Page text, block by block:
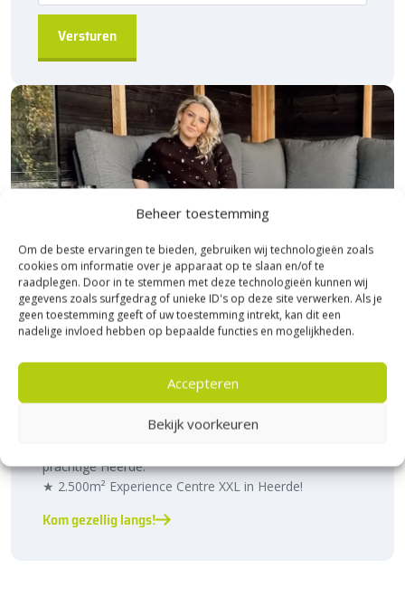
Beheer toestemming
Om de beste ervaringen te bieden, gebruiken wij technologieën zoals
cookies om informatie over je apparaat op te slaan en/of te
raadplegen. Door in te stemmen met deze technologieën kunnen wij
gegevens zoals surfgedrag of unieke ID's op deze site verwerken. Als je
geen toestemming geeft of uw toestemming intrekt, kan dit een
nadelige invloed hebben op bepaalde functies en mogelijkheden.
Accepteren
Bekijk voorkeuren
Bezoek Experience Centre XXL
Heerde!
prachtige Heerde.
★ 2.500m² Experience Centre XXL in Heerde!
Kom gezellig langs!